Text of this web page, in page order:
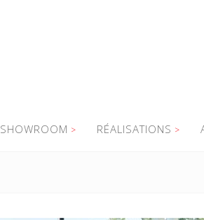
SHOWROOM RÉALISATIONS